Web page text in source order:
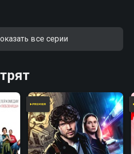
в
просит Миху сообщить девушке,
все серии